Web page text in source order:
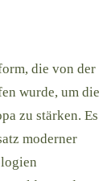
die von der
wurde, um die
zu stärken. Es
moderner